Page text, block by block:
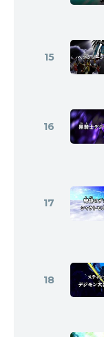
15
16
17
18